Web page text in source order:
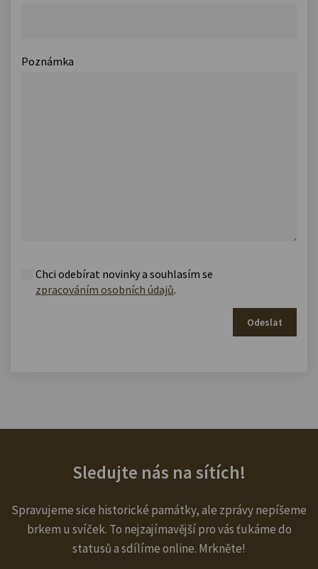
Poznámka
Chci odebírat novinky a souhlasím se
zpracováním osobních údajů.
Odeslat
Sledujte nás na sítích!
Spravujeme sice historické památky, ale zprávy nepíšeme
brkem u svíček. To nejzajímavější pro vás ťukáme do
statusů a sdílíme online. Mrkněte!